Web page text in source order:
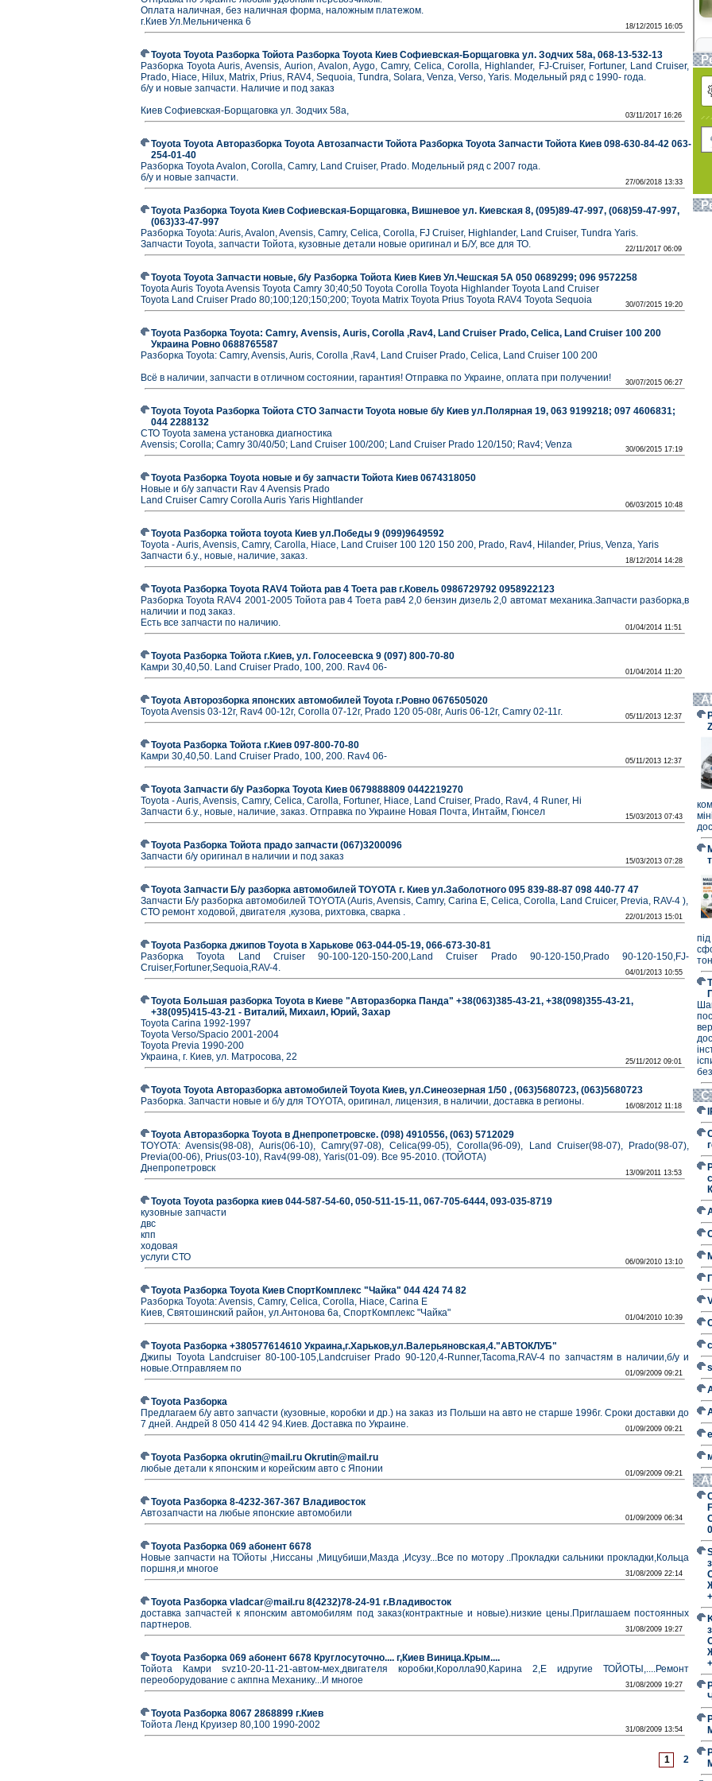
Оплата наличная, без наличная форма, наложным платежом.
г.Киев Ул.Мельниченка 6
18/12/2015 16:05
Toyota Toyota Разборка Тойота Разборка Toyota Киев Софиевская-Борщаговка ул. Зодчих 58а, 068-13-532-13
Разборка Toyota Auris, Avensis, Aurion, Avalon, Aygo, Camry, Celica, Corolla, Highlander, FJ-Cruiser, Fortuner, Land Cruiser,
Prado, Hiace, Hilux, Matrix, Prius, RAV4, Sequoia, Tundra, Solara, Venza, Verso, Yaris. Модельный ряд с 1990- года.
б/у и новые запчасти. Наличие и под заказ
Киев Софиевская-Борщаговка ул. Зодчих 58а,
03/11/2017 16:26
Toyota Toyota Авторазборка Toyota Автозапчасти Тойота Разборка Toyota Запчасти Тойота Киев 098-630-84-42 063-
254-01-40
Разборка Toyota Avalon, Corolla, Camry, Land Cruiser, Prado. Модельный ряд с 2007 года.
б/у и новые запчасти.
27/06/2018 13:33
Toyota Разборка Toyota Киев Софиевская-Борщаговка, Вишневое ул. Киевская 8, (095)89-47-997, (068)59-47-997,
(063)33-47-997
Разборка Toyota: Auris, Avalon, Avensis, Camry, Celica, Corolla, FJ Cruiser, Highlander, Land Cruiser, Tundra Yaris.
Запчасти Toyota, запчасти Тойота, кузовные детали новые оригинал и Б/У, все для ТО.
22/11/2017 06:09
Toyota Toyota Запчасти новые, б/у Разборка Тойота Киев Киев Ул.Чешская 5А 050 0689299; 096 9572258
Toyota Auris Toyota Avensis Toyota Camry 30;40;50 Toyota Corolla Toyota Highlander Toyota Land Cruiser
Toyota Land Cruiser Prado 80;100;120;150;200; Toyota Matrix Toyota Prius Toyota RAV4 Toyota Sequoia
30/07/2015 19:20
Toyota Разборка Toyota: Camry, Avensis, Auris, Corolla ,Rav4, Land Cruiser Prado, Celica, Land Cruiser 100 200
Украина Ровно 0688765587
Разборка Toyota: Camry, Avensis, Auris, Corolla ,Rav4, Land Cruiser Prado, Celica, Land Cruiser 100 200
Всё в наличии, запчасти в отличном состоянии, гарантия! Отправка по Украине, оплата при получении!
30/07/2015 06:27
Toyota Toyota Разборка Тойота СТО Запчасти Toyota новые б/у Киев ул.Полярная 19, 063 9199218; 097 4606831;
044 2288132
СТО Toyota замена установка диагностика
Avensis; Corolla; Camry 30/40/50; Land Cruiser 100/200; Land Cruiser Prado 120/150; Rav4; Venza
30/06/2015 17:19
Toyota Разборка Toyota новые и бу запчасти Тойота Киев 0674318050
Новые и б/у запчасти Rav 4 Avensis Prado
Land Cruiser Camry Corolla Auris Yaris Hightlander
06/03/2015 10:48
Toyota Разборка тойота toyota Киев ул.Победы 9 (099)9649592
Toyota - Auris, Avensis, Camry, Carolla, Hiace, Land Cruiser 100 120 150 200, Prado, Rav4, Hilander, Prius, Venza, Yaris
Запчасти б.у., новые, наличие, заказ.
18/12/2014 14:28
Toyota Разборка Toyota RAV4 Тойота рав 4 Тоета рав г.Ковель 0986729792 0958922123
Разборка Toyota RAV4 2001-2005 Тойота рав 4 Тоета рав4 2,0 бензин дизель 2,0 автомат механика.Запчасти разборка,в
наличии и под заказ.
Есть все запчасти по наличию.
01/04/2014 11:51
Toyota Разборка Тойота г.Киев, ул. Голосеевска 9 (097) 800-70-80
Камри 30,40,50. Land Cruiser Prado, 100, 200. Rav4 06-
01/04/2014 11:20
Toyota Авторозборка японских автомобилей Toyota г.Ровно 0676505020
Toyota Avensis 03-12г, Rav4 00-12г, Corolla 07-12г, Prado 120 05-08г, Auris 06-12г, Camry 02-11г.
05/11/2013 12:37
Toyota Разборка Тойота г.Киев 097-800-70-80
Камри 30,40,50. Land Cruiser Prado, 100, 200. Rav4 06-
05/11/2013 12:37
Toyota Запчасти б/у Разборка Toyota Киев 0679888809 0442219270
Toyota - Auris, Avensis, Camry, Celica, Carolla, Fortuner, Hiace, Land Cruiser, Prado, Rav4, 4 Runer, Hi
Запчасти б.у., новые, наличие, заказ. Отправка по Украине Новая Почта, Интайм, Гюнсел
15/03/2013 07:43
Toyota Разборка Тойота прадо запчасти (067)3200096
Запчасти б/у оригинал в наличии и под заказ
15/03/2013 07:28
Toyota Запчасти Б/у разборка автомобилей TOYOTA г. Киев ул.Заболотного 095 839-88-87 098 440-77 47
Запчасти Б/у разборка автомобилей TOYOTA (Auris, Avensis, Camry, Carina E, Celica, Corolla, Land Cruicer, Previa, RAV-4 ),
СТО ремонт ходовой, двигателя ,кузова, рихтовка, сварка .
22/01/2013 15:01
Toyota Разборка джипов Тoyota в Харькове 063-044-05-19, 066-673-30-81
Разборка Toyota Land Cruiser 90-100-120-150-200,Land Cruiser Prado 90-120-150,Prado 90-120-150,FJ-
Cruiser,Fortuner,Sequoia,RAV-4.
04/01/2013 10:55
Toyota Большая разборка Toyota в Киеве "Авторазборка Панда" +38(063)385-43-21, +38(098)355-43-21,
+38(095)415-43-21 - Виталий, Михаил, Юрий, Захар
Toyota Carina 1992-1997
Toyota Verso/Spacio 2001-2004
Toyota Previa 1990-200
Украина, г. Киев, ул. Матросова, 22
25/11/2012 09:01
Toyota Toyota Авторазборка автомобилей Toyota Киев, ул.Синеозерная 1/50 , (063)5680723, (063)5680723
Разборка. Запчасти новые и б/у для TOYOTA, оригинал, лицензия, в наличии, доставка в регионы.
16/08/2012 11:18
Toyota Авторазборка Toyota в Днепропетровске. (098) 4910556, (063) 5712029
TOYOTA: Avensis(98-08), Auris(06-10), Camry(97-08), Celica(99-05), Corolla(96-09), Land Cruiser(98-07), Prado(98-07),
Previa(00-06), Prius(03-10), Rav4(99-08), Yaris(01-09). Все 95-2010. (ТОЙОТА)
Днепропетровск
13/09/2011 13:53
Toyota Toyota разборка киев 044-587-54-60, 050-511-15-11, 067-705-6444, 093-035-8719
кузовные запчасти
двс
кпп
ходовая
услуги СТО
06/09/2010 13:10
Toyota Разборка Toyota Киев СпортКомплекс "Чайка" 044 424 74 82
Разборка Toyota: Avensis, Camry, Celica, Corolla, Hiace, Carina E
Киев, Святошинский район, ул.Антонова 6а, СпортКомплекс "Чайка"
01/04/2010 10:39
Toyota Разборка +380577614610 Украина,г.Харьков,ул.Валерьяновская,4."АВТОКЛУБ"
Джипы Toyota Landcruiser 80-100-105,Landcruiser Prado 90-120,4-Runner,Tacoma,RAV-4 по запчастям в наличии,б/у и
новые.Отправляем по
01/09/2009 09:21
Toyota Разборка
Предлагаем б/у авто запчасти (кузовные, коробки и др.) на заказ из Польши на авто не старше 1996г. Сроки доставки до
7 дней. Андрей 8 050 414 42 94.Киев. Доставка по Украине.
01/09/2009 09:21
Toyota Разборка okrutin@mail.ru Okrutin@mail.ru
любые детали к японским и корейским авто с Японии
01/09/2009 09:21
Toyota Разборка 8-4232-367-367 Владивосток
Автозапчасти на любые японские автомобили
01/09/2009 06:34
Toyota Разборка 069 абонент 6678
Новые запчасти на ТОйоты ,Ниссаны ,Мицубиши,Мазда ,Исузу...Все по мотору ..Прокладки сальники прокладки,Кольца
поршня,и многое
31/08/2009 22:14
Toyota Разборка vladcar@mail.ru 8(4232)78-24-91 г.Владивосток
доставка запчастей к японским автомобилям под заказ(контрактные и новые).низкие цены.Приглашаем постоянных
партнеров.
31/08/2009 19:27
Toyota Разборка 069 абонент 6678 Круглосуточно.... г,Киев Виница.Крым....
Тойота Камри svz10-20-11-21-автом-мех,двигателя коробки,Королла90,Карина 2,Е идругие ТОЙОТЫ,....Ремонт
переоборудование с акппна Механику...И многое
31/08/2009 19:27
Toyota Разборка 8067 2868899 г.Киев
Тойота Ленд Круизер 80,100 1990-2002
31/08/2009 13:54
1 2